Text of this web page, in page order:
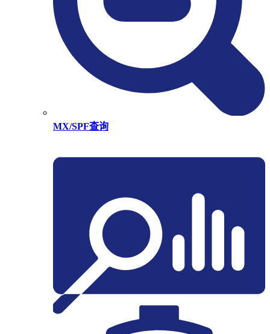
MX/SPF查询